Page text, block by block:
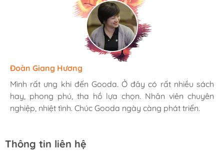
Hương Suri
Mình rất ưng khi đến Gooda. Ở đây có rất nhiều sách
hay, phong phú, tha hồ lựa chọn. Nhân viên chuyên
nghiệp, nhiệt tình. Chúc Gooda ngày càng phát triển.
Đoàn Giang Hương
Mình rất ưng khi đến Gooda. Ở đây có rất nhiều sách
hay, phong phú, tha hồ lựa chọn. Nhân viên chuyên
nghiệp, nhiệt tình. Chúc Gooda ngày càng phát triển.
Ngọc Anh
Mình rất ưng khi đến Gooda. Ở đây có rất nhiều sách
hay, phong phú, tha hồ lựa chọn. Nhân viên chuyên
nghiệp, nhiệt tình. Chúc Gooda ngày càng phát triển.
Thông tin liên hệ